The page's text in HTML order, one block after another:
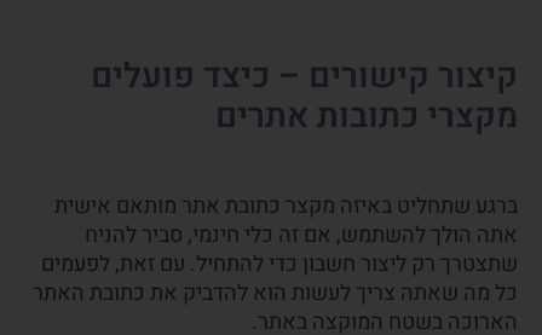
קיצור קישורים – כיצד פועלים
מקצרי כתובות אתרים
ברגע שתחליט באיזה מקצר כתובת אתר מותאם אישית
אתה הולך להשתמש, אם זה כלי חינמי, סביר להניח
שתצטרך רק ליצור חשבון כדי להתחיל. עם זאת, לפעמים
כל מה שאתה צריך לעשות הוא להדביק את כתובת האתר
הארוכה בשטח המוקצה באתר.